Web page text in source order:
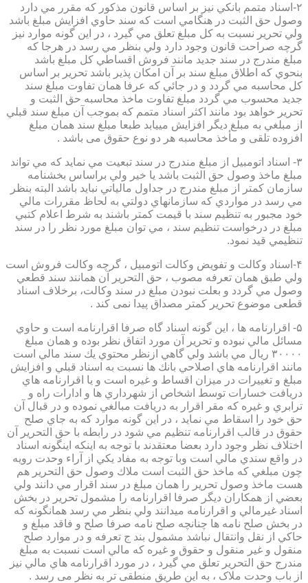
۲-اسناد متمم بانكي نيز بر اساس قانون مذكور كه مقرر مي دارد
وصول حق الثبت در هنگامي است كه سند حاوي افزايش مبلغ باشد
ولي تحرير نسبت به كل مبلغ تعلق مي گيرد ، در اين گونه موارد نيز
گرچه صراحت قانون وجود دارد ولي بنظر مي رسد در هرجا كه
مبلغ مندرج در سند جديد مانند فروش اقساطي كل مبلغ باشد
بنحوي كه اطلاق مبلغ سند بر آن امكان پذير باشد تحرير بر اساس
كل محاسبه مي گردد و در جائي كه عرفا همان تفاوت مبلغ سند
جديد محسوب مي گردد مبلغ تفاوت ماخذ محاسبه حق الثبت و
تحرير خواهد بود مانند اكثر اسناد متمم كه بموجب آن مبلغ سند قبلي
از مبلغي به مبلغ ديگر افزايش مييابد طبعا مبلغ سند همان مبلغ
افزوده تلقی و مأخذ محاسبه هر دو نوع حقوق می باشد .
۳- اسناد اتومبيل از مبلغ مندرج در سند تبعيت مي نمايد كه مي تواند
مبلغ ماخذ وصول حق الثبت باشد يا خير ولي براساس بخشنامه
سازمان كمتر از مبلغ مندرج در جداول مالياتي نبايد باشد البته بنظر
مي رسد در مواردي كه سازمانهاي دولتي به لحاظ مقررات مالي
خود مجبور به تنظيم سند با قيمت كمتر باشند به شرط اعلام كتبي
مبلغ در درخواست تنظيم سند ، مي توان مبلغ مورد نظر را در سند
تنظيمي قيد نمود.
۴-اسناد وكالت و تفويض وكالت اتومبيل ، گرچه وكالت فروش است
ولي طبق همان تعرفه مصوب ، حق التحرير آن همانند سند قطعي
وصول مي گردد و بعلت نبودن مبلغ در سند وكالت، برخلاف اسناد
قطعی موضوع تحریر کمتر مصداق پیدا نمی کند .
۵- اقرارنامه ها ، اين گونه اسناد گاه صرفا اقرارنامه است و حاوي
مسائل مالي نبوده و تحرير آن مورد اتفاق نظر بوده و همان مبلغ
۳۰۰۰۰ ريال مي باشد ولي گاهي ازنظر محتوي يك سند مالي است
مانند اقرارنامه هاي اصلاحي بانك ها نسبت به اسناد قبلي و افزايش
مبلغ و تغييرات در ميزان اقساط و غيره است و يا اقرارنامه هاي
دريافت خسارات توسط اشخاص از شهرداري ها و ادارات راه و
ترابري و غيره كه مقر اقرار به دريافت مبالغي نموده و در قبال آن
حق خود را اسقاط مي نمايد ، در اين گونه موارد كه به جاي صلح
حقوق در قالب اقرارنامه تنظيم مي شود در رابطه با حق التحرير آن
اختلاف نظر وجود دارد بعضا معتقدند با توجه به اينكه اينگونه اسناد
در واقع سندي مالي است وبا توجه به مفاد يكي از آراء وحدت رويه
چون مبلغي كه ماخذ حق الثبت است ملاك وصول حق التحرير هم
هست ماخذ وصول تحرير را همان مبلغ در سند اقرار مي دانند ولي
بعضي از همكاران ديگر صرفا اقرارنامه را مشمول تحرير در بخش
اسناد غيرمالي و اقرارنامه ميدانند ولي بنظر مي رسد همانگونه كه
در بخش صلح نامه ها چنانچه صلح نامه صرفا صلح و فاقد مبلغ و
حاكي از نقل وانتقال نباشد مشمول بند ج تعرفه و در موارد صلح
منقول و غير منقول و حقوق و غيره كه مالي است نسبت به مبلغ
مندرج حق التحرير تعلق مي گيرد ، در مورد اقرارنامه هاي مالي نيز
از باب وحدت ملاک ، به این طریق منطقی تر به نظر می رسد .